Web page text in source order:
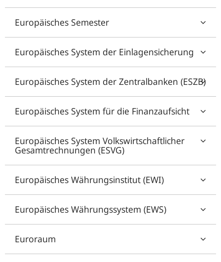
Europäisches Semester
Europäisches System der Einlagensicherung
Europäisches System der Zentralbanken (ESZB)
Europäisches System für die Finanzaufsicht
Europäisches System Volkswirtschaftlicher
Gesamtrechnungen (ESVG)
Europäisches Währungsinstitut (EWI)
Europäisches Währungssystem (EWS)
Euroraum